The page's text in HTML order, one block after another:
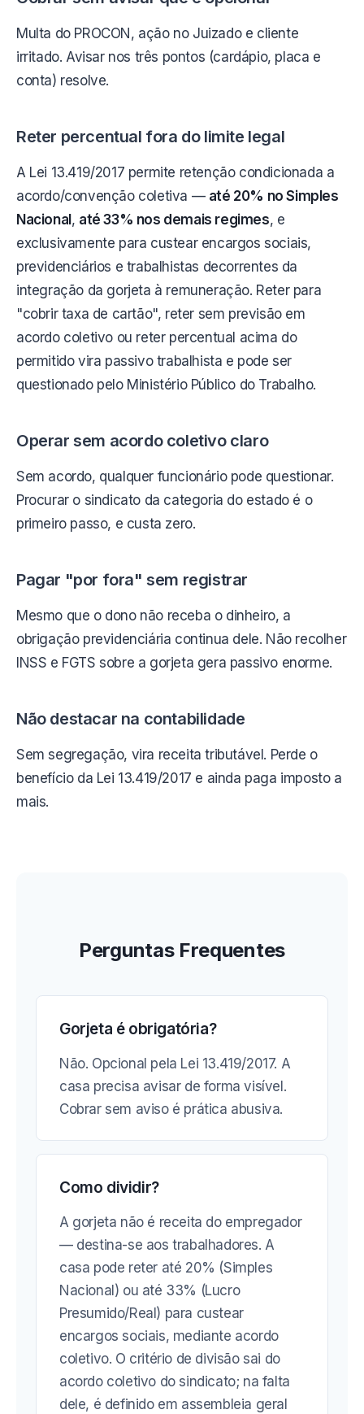
Multa do PROCON, ação no Juizado e cliente
irritado. Avisar nos três pontos (cardápio, placa e
conta) resolve.
Reter percentual fora do limite legal
A Lei 13.419/2017 permite retenção condicionada a
acordo/convenção coletiva — até 20% no Simples
Nacional , até 33% nos demais regimes, e
exclusivamente para custear encargos sociais,
previdenciários e trabalhistas decorrentes da
integração da gorjeta à remuneração. Reter para
"cobrir taxa de cartão", reter sem previsão em
acordo coletivo ou reter percentual acima do
permitido vira passivo trabalhista e pode ser
questionado pelo Ministério Público do Trabalho.
Operar sem acordo coletivo claro
Sem acordo, qualquer funcionário pode questionar.
Procurar o sindicato da categoria do estado é o
primeiro passo, e custa zero.
Pagar "por fora" sem registrar
Mesmo que o dono não receba o dinheiro, a
obrigação previdenciária continua dele. Não recolher
INSS e FGTS sobre a gorjeta gera passivo enorme.
Não destacar na contabilidade
Sem segregação, vira receita tributável. Perde o
benefício da Lei 13.419/2017 e ainda paga imposto a
mais.
Perguntas Frequentes
Gorjeta é obrigatória?
Não. Opcional pela Lei 13.419/2017. A
casa precisa avisar de forma visível.
Cobrar sem aviso é prática abusiva.
Como dividir?
A gorjeta não é receita do empregador
— destina-se aos trabalhadores. A
casa pode reter até 20% (Simples
Nacional) ou até 33% (Lucro
Presumido/Real) para custear
encargos sociais, mediante acordo
coletivo. O critério de divisão sai do
acordo coletivo do sindicato; na falta
dele, é definido em assembleia geral